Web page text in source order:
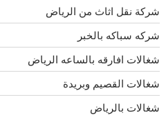
شركة نقل اثاث من الرياض
شركه سباكه بالخبر
شغالات افارقه بالساعه الرياض
شغالات القصيم وبريدة
شغالات بالرياض